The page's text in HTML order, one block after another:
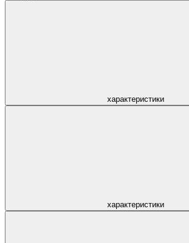
характеристики
характеристики